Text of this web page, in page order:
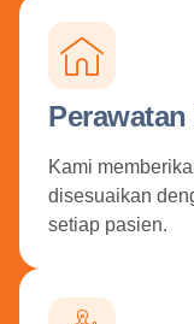
Kami
disesuaikan
setiap pasien.